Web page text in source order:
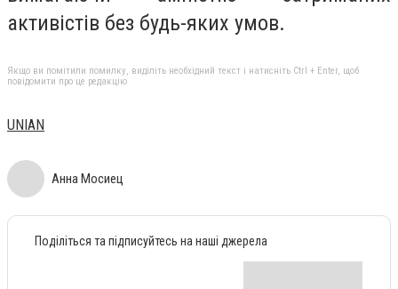
активістів без будь-яких умов.
Якщо ви помітили помилку, виділіть необхідний текст і натисніть Ctrl + Enter, щоб
повідомити про це редакцію
UNIAN
Анна Мосиец
Поділіться та підписуйтесь на наші джерела